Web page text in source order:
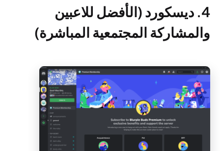
4. ديسكورد (الأفضل للاعبين
والمشاركة المجتمعية المباشرة)